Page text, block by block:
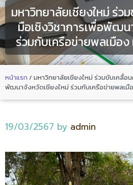
มหาวิทยาลัยเชียงใหม่ ร่ว
มือเชิงวิชาการเพื่อพัฒน
ร่วมกับเครือข่ายพลเมือง
หน้าแรก / มหาวิทยาลัยเชียงใหม่ ร่วมขับเคลื่อ
พัฒนาจังหวัดเชียงใหม่ ร่วมกับเครือข่ายพลเมื
19/03/2567 by admin